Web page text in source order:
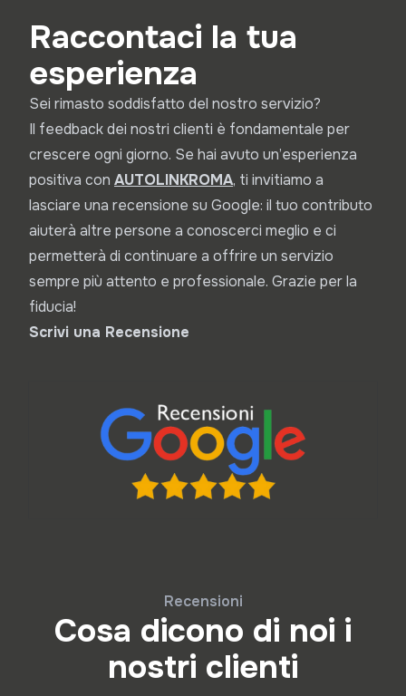
Raccontaci la tua
esperienza
Sei rimasto soddisfatto del nostro servizio?
Il feedback dei nostri clienti è fondamentale per
crescere ogni giorno. Se hai avuto un’esperienza
positiva con AUTOLINKROMA, ti invitiamo a
lasciare una recensione su Google: il tuo contributo
aiuterà altre persone a conoscerci meglio e ci
permetterà di continuare a offrire un servizio
sempre più attento e professionale. Grazie per la
fiducia!
Scrivi una Recensione
Recensioni
Cosa dicono di noi i
nostri clienti